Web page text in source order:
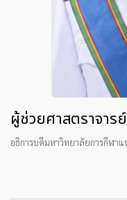
ผู้ช่วยศาสตราจา
อธิการบดีมหาวิทยาลัยการกีฬาแ